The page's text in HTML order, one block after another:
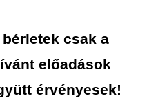
csak a
előadások
érvényesek!